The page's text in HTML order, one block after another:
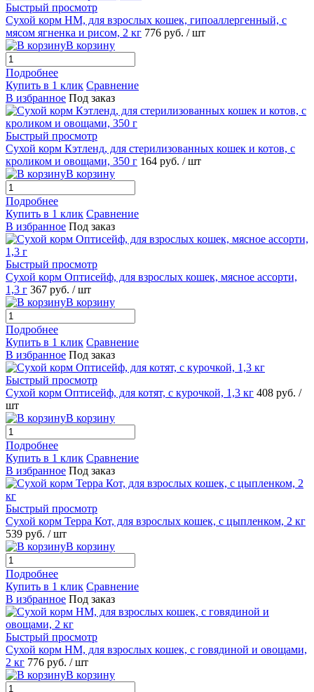
Быстрый просмотр
Сухой корм НМ, для взрослых кошек, гипоаллергенный, с
мясом ягненка и рисом, 2 кг 776 руб. / шт
В корзину
Подробнее
Купить в 1 клик Сравнение
В избранное Под заказ
Быстрый просмотр
Сухой корм Кэтленд, для стерилизованных кошек и котов, с
кроликом и овощами, 350 г 164 руб. / шт
В корзину
Подробнее
Купить в 1 клик Сравнение
В избранное Под заказ
Быстрый просмотр
Сухой корм Оптисейф, для взрослых кошек, мясное ассорти,
1,3 г 367 руб. / шт
В корзину
Подробнее
Купить в 1 клик Сравнение
В избранное Под заказ
Быстрый просмотр
Сухой корм Оптисейф, для котят, с курочкой, 1,3 кг 408 руб. /
шт
В корзину
Подробнее
Купить в 1 клик Сравнение
В избранное Под заказ
Быстрый просмотр
Сухой корм Терра Кот, для взрослых кошек, с цыпленком, 2 кг
539 руб. / шт
В корзину
Подробнее
Купить в 1 клик Сравнение
В избранное Под заказ
Быстрый просмотр
Сухой корм НМ, для взрослых кошек, с говядиной и овощами,
2 кг 776 руб. / шт
В корзину